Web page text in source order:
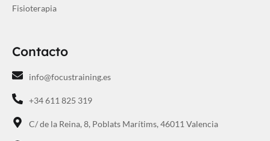
Fisioterapia
Contacto
info@focustraining.es
+34 611 825 319
C/ de la Reina, 8, Poblats Marítims, 46011 Valencia